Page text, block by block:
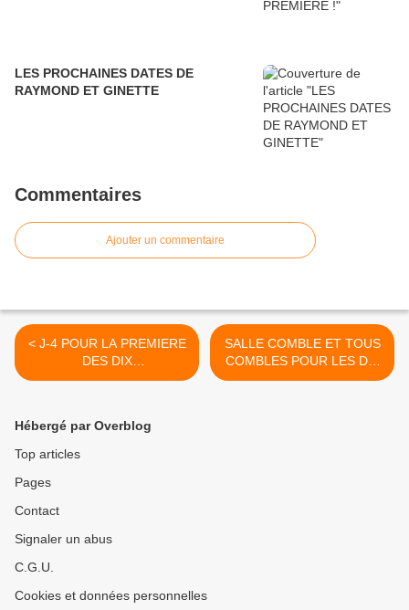
LES PROCHAINES DATES DE
RAYMOND ET GINETTE
Commentaires
Ajouter un commentaire
< J-4 POUR LA PREMIERE
DES DIX
ACCOMMODEMENTS
SALLE COMBLE ET TOUS
COMBLES POUR LES DIX
ACCOMMODEMENTS >
Hébergé par Overblog
Top articles
Pages
Contact
Signaler un abus
C.G.U.
Cookies et données personnelles